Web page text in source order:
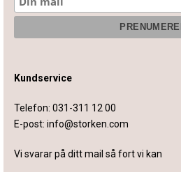
Kundservice
Telefon: 031-311 12 00
E-post: info@storken.com
Vi svarar på ditt mail så fort vi kan